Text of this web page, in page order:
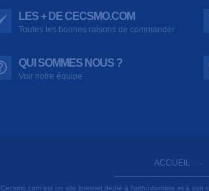
LES + DE CECSMO.COM
Toutes les bonnes raisons de commander
QUI SOMMES NOUS ?
Voir notre équipe
ACCUEIL -
Cecsmo.com est un site internet dédié à l'orthodontiste et à